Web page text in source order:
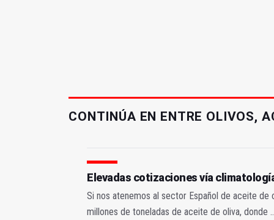
CONTINÚA EN ENTRE OLIVOS,
Elevadas cotizaciones vía
Si nos atenemos al sector Español de aceite de
millones de toneladas de aceite de oliva, donde